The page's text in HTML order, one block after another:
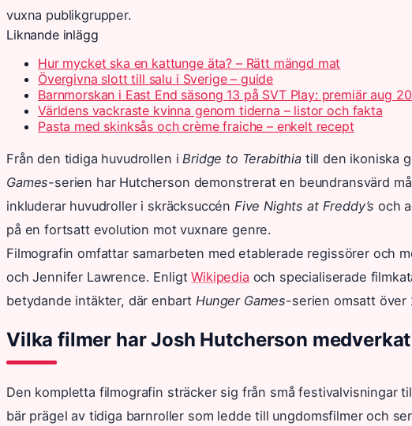
vuxna publikgrupper.
Liknande inlägg
Hur mycket ska en kattunge äta? – Rätt mängd mat
Övergivna slott till salu i Sverige – guide
Barnmorskan i East End säsong 13 på SVT Play: premiär aug
Världens vackraste kvinna genom tiderna – listor och fakta
Pasta med skinksås och crème fraiche – enkelt recept
Från den tidiga huvudrollen i Bridge to Terabithia till den ikoniska
Games-serien har Hutcherson demonstrerat en beundransvärd
inkluderar huvudroller i skräcksuccén Five Nights at Freddy’s och
på en fortsatt evolution mot vuxnare genre.
Filmografin omfattar samarbeten med etablerade regissörer och
och Jennifer Lawrence. EnligtWikipedia och specialiserade
betydande intäkter, där enbart Hunger Games-serien omsatt över
Vilka filmer har Josh Hutcherson
Den kompletta filmografin sträcker sig från små festivalvisningar
bär prägel av tidiga barnroller som ledde till ungdomsfilmer och